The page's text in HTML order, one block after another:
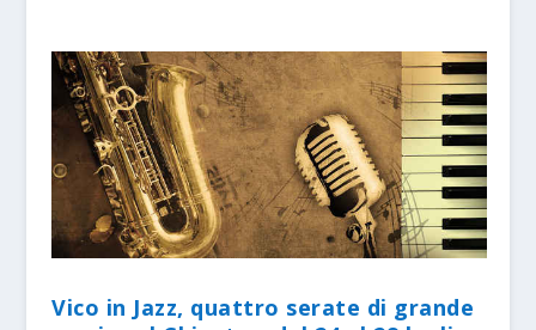
Vico in Jazz, quattro serate di grande